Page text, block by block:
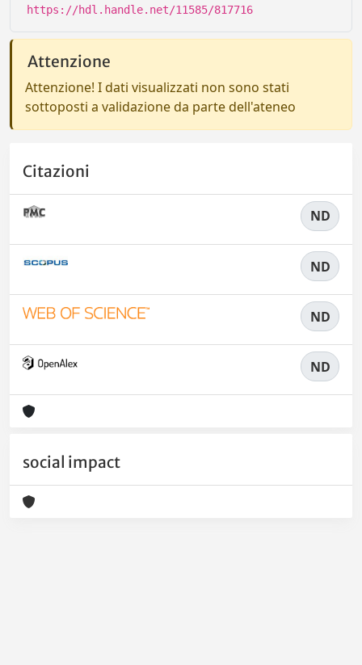
https://hdl.handle.net/11585/817716
Attenzione
Attenzione! I dati visualizzati non sono stati
sottoposti a validazione da parte dell'ateneo
Citazioni
ND
ND
ND
ND
social impact